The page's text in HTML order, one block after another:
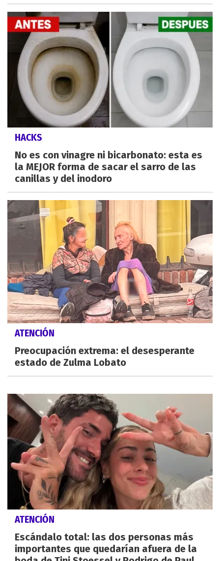
HACKS
No es con vinagre ni bicarbonato: esta es
la MEJOR forma de sacar el sarro de las
canillas y del inodoro
ATENCIÓN
Preocupación extrema: el desesperante
estado de Zulma Lobato
ATENCIÓN
Escándalo total: las dos personas más
importantes que quedarían afuera de la